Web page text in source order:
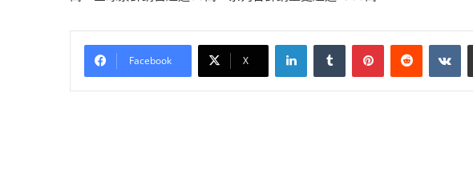
Facebook X
LinkedInTumblr PinterestReddit